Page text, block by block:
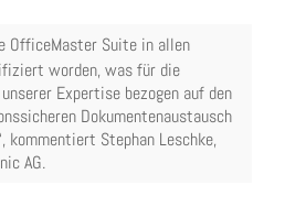
OfficeMaster Suite in allen
worden, was für die
Expertise bezogen auf den
Dokumentenaustausch
kommentiert Stephan Leschke,
AG.